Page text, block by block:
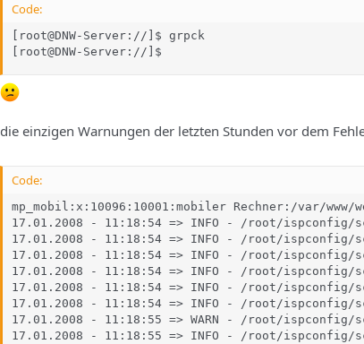
Code:
[root@DNW-Server://]$ grpck
[root@DNW-Server://]$
die einzigen Warnungen der letzten Stunden vor dem
Code:
mp_mobil:x:10096:10001:mobiler Rechner:/var/
17.01.2008 - 11:18:54 => INFO - /root/
17.01.2008 - 11:18:54 => INFO - /root/
17.01.2008 - 11:18:54 => INFO - /root/
17.01.2008 - 11:18:54 => INFO - /root/
17.01.2008 - 11:18:54 => INFO - /root/
17.01.2008 - 11:18:54 => INFO - /root/
17.01.2008 - 11:18:55 => WARN - /root/
17.01.2008 - 11:18:55 => INFO - /root/